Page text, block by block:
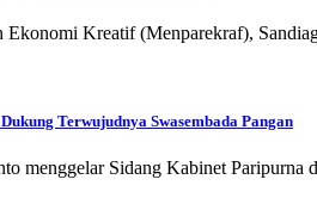
Kreatif (Menparekraf),
Terwujudnya Swasembada Pangan
menggelar Sidang Kabinet